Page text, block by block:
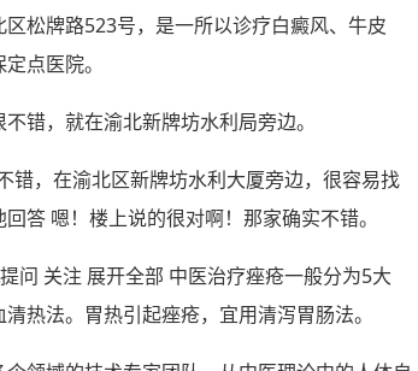
松牌路523号，是一所以诊疗白癜风、牛皮
点医院。
错，就在渝北新牌坊水利局旁边。
错，在渝北区新牌坊水利大厦旁边，很容易找
答 嗯！楼上说的很对啊！那家确实不错。
问 关注 展开全部 中医治疗痤疮一般分为5大
热法。胃热引起痤疮，宜用清泻胃肠法。